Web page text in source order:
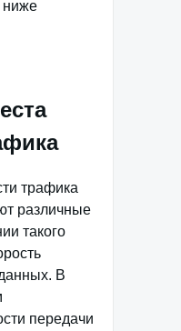
ниже
трафика
различные
такого
В
передачи